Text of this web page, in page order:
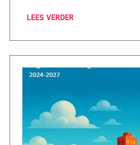
LEES VERDER